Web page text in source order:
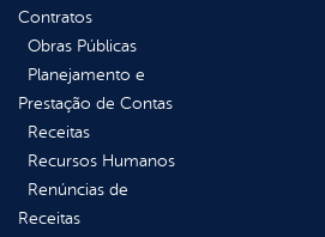
Contratos
Obras Públicas
Planejamento e
Prestação de Contas
Receitas
Recursos Humanos
Renúncias de
Receitas